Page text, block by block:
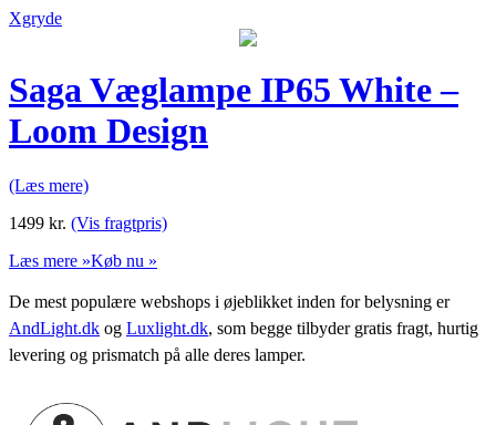
Xgryde
Saga Væglampe IP65 White –
Loom Design
(Læs mere)
1499 kr. (Vis fragtpris)
Læs mere »Køb nu »
De mest populære webshops i øjeblikket inden for belysning er
AndLight.dk og Luxlight.dk, som begge tilbyder gratis fragt, hurtig
levering og prismatch på alle deres lamper.